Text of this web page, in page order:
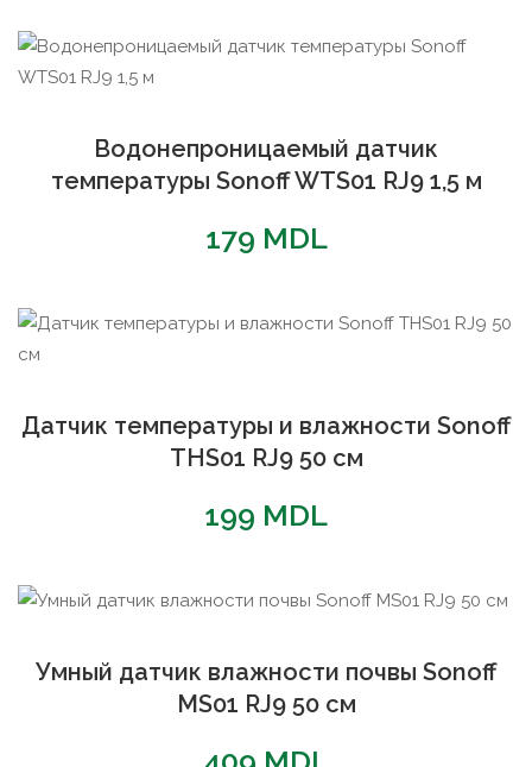
Водонепроницаемый датчик
температуры Sonoff WTS01 RJ9 1,5 м
179 MDL
Датчик температуры и влажности Sonoff
THS01 RJ9 50 см
199 MDL
Умный датчик влажности почвы Sonoff
MS01 RJ9 50 см